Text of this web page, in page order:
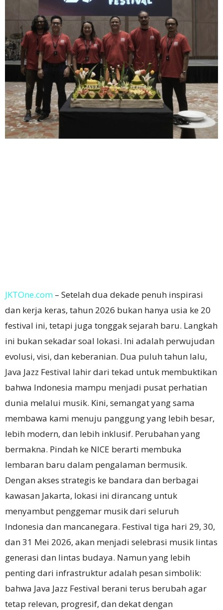
JKTOne.com – Setelah dua dekade penuh inspirasi
dan kerja keras, tahun 2026 bukan hanya usia ke 20
festival ini, tetapi juga tonggak sejarah baru. Langkah
ini bukan sekadar soal lokasi. Ini adalah perwujudan
evolusi, visi, dan keberanian. Dua puluh tahun lalu,
Java Jazz Festival lahir dari tekad untuk membuktikan
bahwa Indonesia mampu menjadi pusat perhatian
dunia melalui musik. Kini, semangat yang sama
membawa kami menuju panggung yang lebih besar,
lebih modern, dan lebih inklusif. Perubahan yang
bermakna. Pindah ke NICE berarti membuka
lembaran baru dalam pengalaman bermusik.
Dengan akses strategis ke bandara dan berbagai
kawasan Jakarta, lokasi ini dirancang untuk
menyambut penggemar musik dari seluruh
Indonesia dan mancanegara. Festival tiga hari 29, 30,
dan 31 Mei 2026, akan menjadi selebrasi musik lintas
generasi dan lintas budaya. Namun yang lebih
penting dari infrastruktur adalah pesan simbolik:
bahwa Java Jazz Festival berani terus berubah agar
tetap relevan, progresif, dan dekat dengan